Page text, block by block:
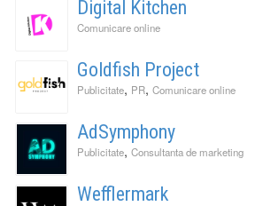
Digital Kitchen
Comunicare online
Goldfish Project
Publicitate, PR, Comunicare online
AdSymphony
Publicitate, Consultanta de marketing
Wefflermark